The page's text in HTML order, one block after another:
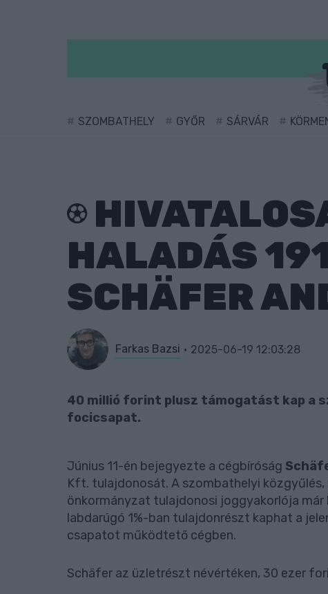
SZOMBATHELY GYŐR SÁRVÁR
HALADÁS
SCHÄFER
Farkas Bazsi 2025-06-19 12:03:28
40 millió forint plusz támogatást kap a
focicsapat.
Június 11-én bejegyezte a cégbíróság
Kft. tulajdonosát. A szombathelyi
önkormányzat tulajdonosi joggyakorlója
labdarúgó 1%-ban tulajdonrészt kaphat a
csapatot működtető cégben.
Schäfer az üzletrészt névértéken, 30 ezer